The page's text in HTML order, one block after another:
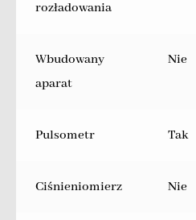
rozładowania
Wbudowany
aparat
Nie
Pulsometr Tak
Ciśnieniomierz Nie